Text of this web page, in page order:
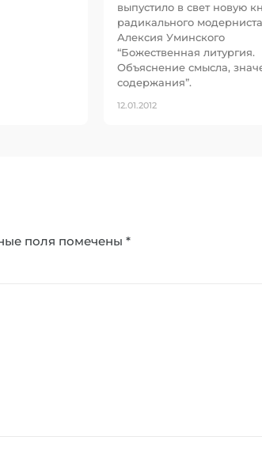
выпустило в свет новую
радикального
Алексия Уминского
“Божественная литургия.
Объяснение смысла,
содержания”.
12.01.2012
поля помечены *